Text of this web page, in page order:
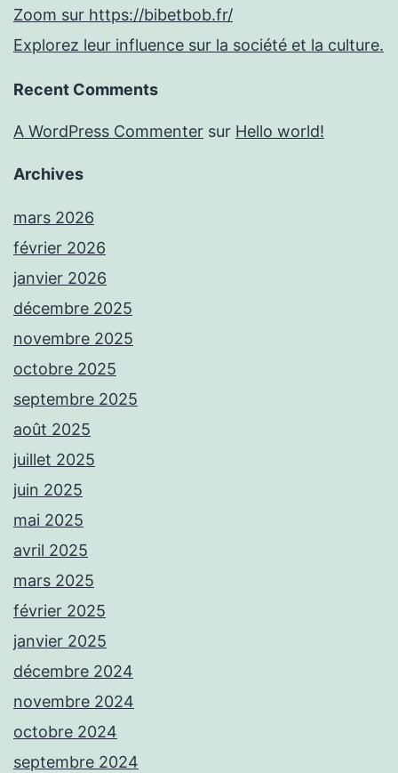
Zoom sur https://bibetbob.fr/
Explorez leur influence sur la société et la culture.
Recent Comments
A WordPress Commenter sur Hello world!
Archives
mars 2026
février 2026
janvier 2026
décembre 2025
novembre 2025
octobre 2025
septembre 2025
août 2025
juillet 2025
juin 2025
mai 2025
avril 2025
mars 2025
février 2025
janvier 2025
décembre 2024
novembre 2024
octobre 2024
septembre 2024